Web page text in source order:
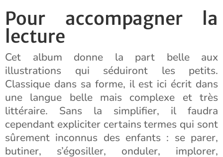
Pour accompagner la
lecture
Cet album donne la part belle aux
illustrations qui séduiront les petits.
Classique dans sa forme, il est ici écrit dans
une langue belle mais complexe et très
littéraire. Sans la simplifier, il faudra
cependant expliciter certains termes qui sont
sûrement inconnus des enfants : se parer,
butiner, s’égosiller, onduler, implorer,